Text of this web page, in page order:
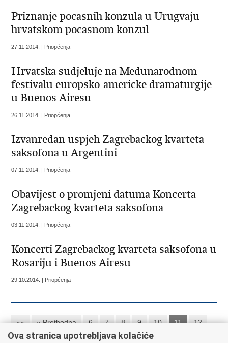
Priznanje pocasnih konzula u Urugvaju
hrvatskom pocasnom konzul
27.11.2014. | Priopćenja
Hrvatska sudjeluje na Medunarodnom
festivalu europsko-americke dramaturgije
u Buenos Airesu
26.11.2014. | Priopćenja
Izvanredan uspjeh Zagrebackog kvarteta
saksofona u Argentini
07.11.2014. | Priopćenja
Obavijest o promjeni datuma Koncerta
Zagrebackog kvarteta saksofona
03.11.2014. | Priopćenja
Koncerti Zagrebackog kvarteta saksofona u
Rosariju i Buenos Airesu
29.10.2014. | Priopćenja
«« « Prethodna 6 7 8 9 10 11
12
13
Sljedeća »
Ova stranica upotrebljava kolačiće